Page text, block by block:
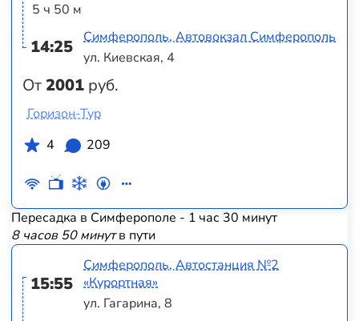
5 ч 50 м
14:25
От2001 руб.
Симферополь, Автовокзал Симферополь
ул. Киевская, 4
Горизон-Тур
4
209
Пересадка в Симферополе - 1 час 30 минут
8 часов 50 минутв пути
15:55
Симферополь, Автостанция №2
«Курортная»
ул. Гагарина, 8